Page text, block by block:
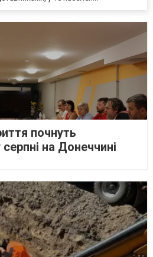
почнуть
на Донеччині